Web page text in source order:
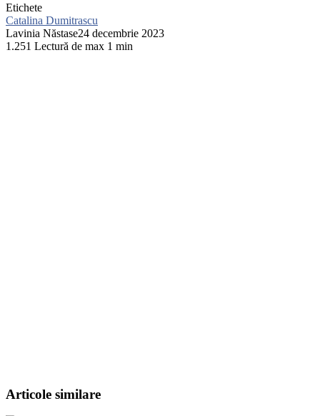
Etichete
Catalina Dumitrascu
Lavinia Năstase24 decembrie 2023
1.251 Lectură de max 1 min
Articole similare